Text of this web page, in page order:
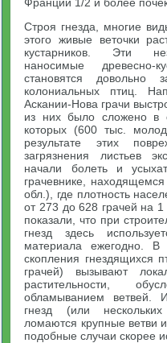
Строя гнезда, многие
этого живые веточки
кустарников. Эти
наносимые древесно-
становятся довольно
колониальных птиц.
Аскании-Нова грачи
из них было сложено в
которых (600 тыс.
результате этих
загрязнения листьев
начали болеть и
грачевнике,
обл.), где плотность
от 273 до 628 грачей на
показали, что при
гнезд здесь
материала ежегодно. В
скопления гнездящихся
грачей) вызывают
растительности,
обламыванием ветвей.
гнезд (или
ломаются крупные ветви
подобные случаи скорее